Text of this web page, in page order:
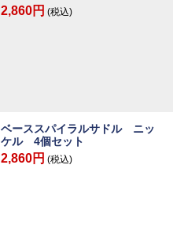
2,860円 (税込)
ベーススパイラルサドル ニッ
ケル 4個セット
2,860円 (税込)